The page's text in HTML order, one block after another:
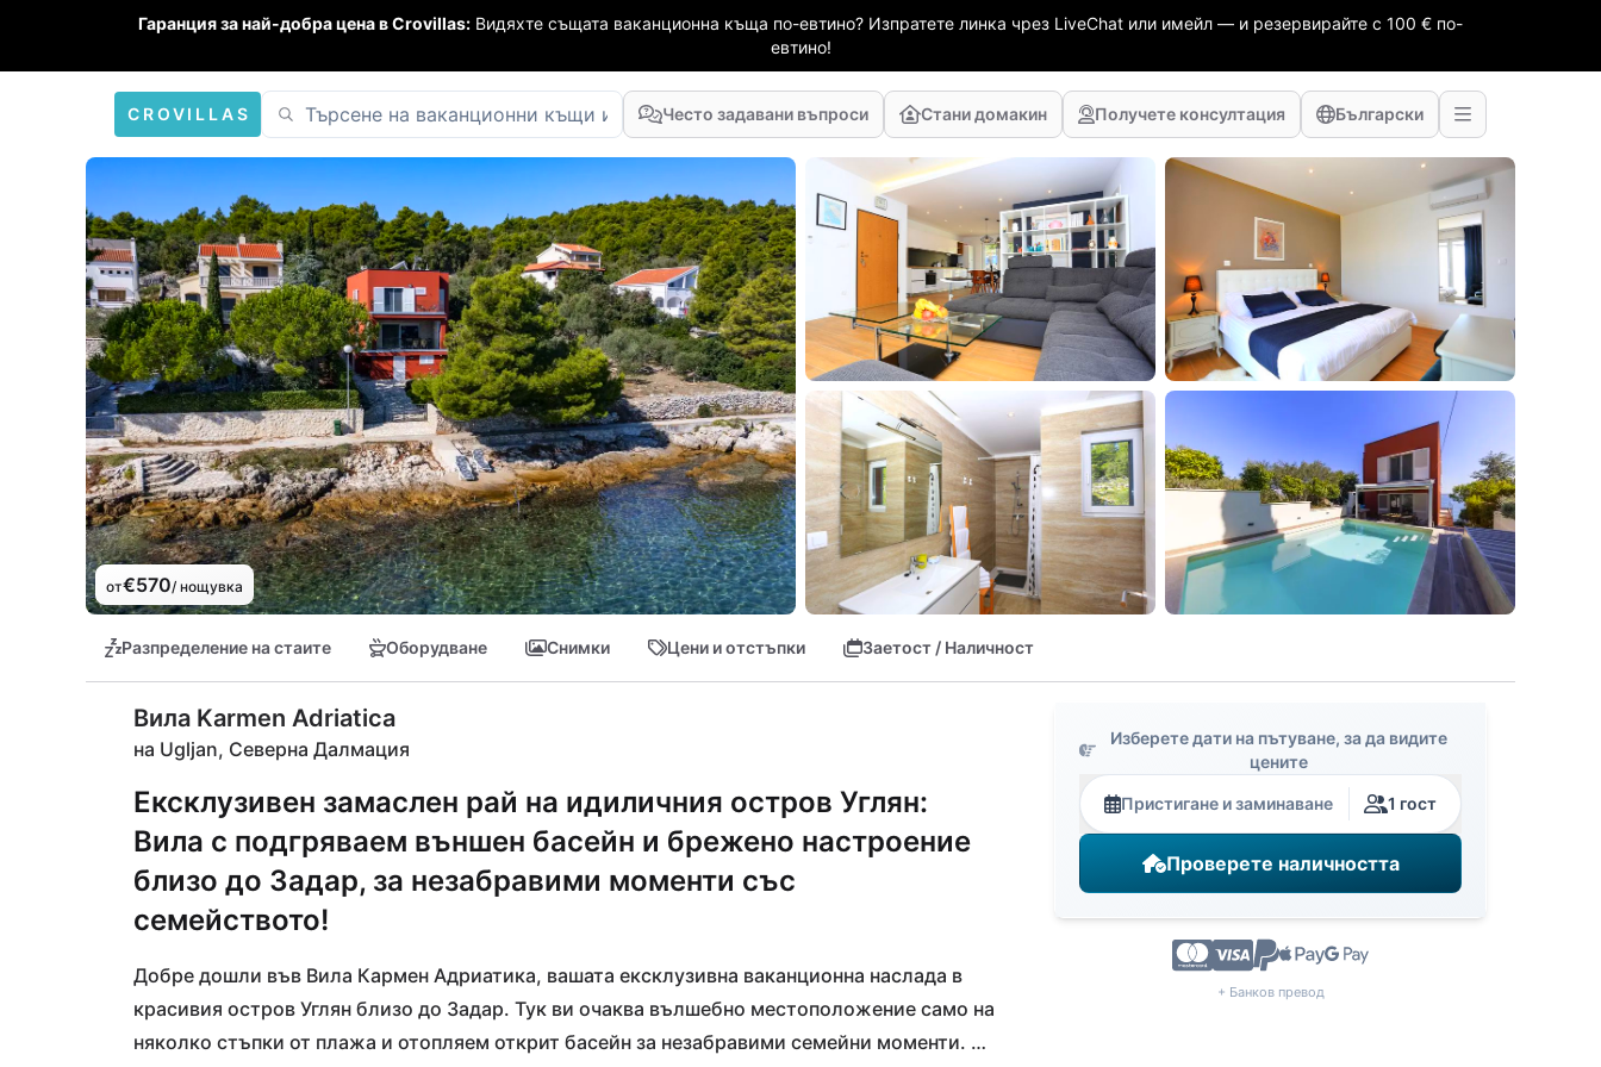
Гаранция за най-добра цена в Crovillas: Видяхте същата ваканционна къща по-евтино? Изпратете линка чрез LiveChat или имейл — и резервирайте с 100 € по-
евтино!
CROVILLAS Често задавани въпроси Стани домакин Получете консултация Български
от€570/ нощувка
Разпределение на стаите Оборудване Снимки Цени и отстъпки Заетост / Наличност
Вила Karmen Adriatica
на Ugljan, Северна Далмация
Ексклузивен замаслен рай на идиличния остров Углян:
Вила с подгряваем външен басейн и брежено настроение
близо до Задар, за незабравими моменти със
семейството!
Добре дошли във Вила Кармен Адриатика, вашата ексклузивна ваканционна наслада в
красивия остров Углян близо до Задар. Тук ви очаква вълшебно местоположение само на
няколко стъпки от плажа и отопляем открит басейн за незабравими семейни моменти.
Изберете дати на пътуване, за да видите
цените
Пристигане и заминаване 1 гост
Проверете наличността
+ Банков превод